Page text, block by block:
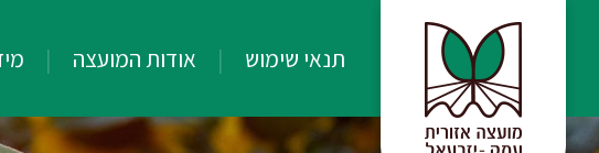
תנאי שימוש אודות המועצה